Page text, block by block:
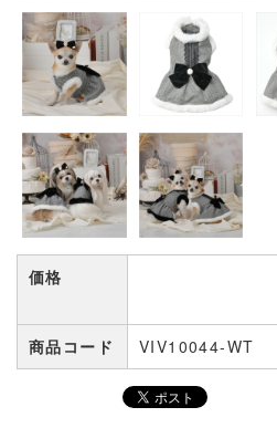
価格
商品コード
VIV10044-WT